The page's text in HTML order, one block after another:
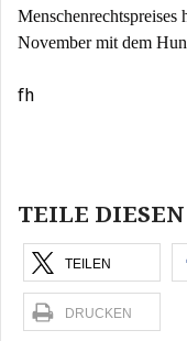
Menschenrechtspreises
November mit dem
fh
TEILE
TEILEN
DRUCKEN